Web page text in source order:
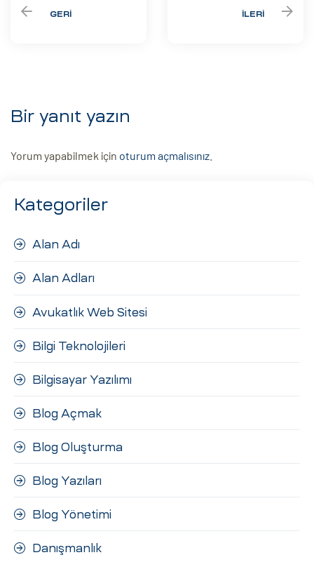
GERI İLERI
Bir yanıt yazın
Yorum yapabilmek için oturum açmalısınız
Kategoriler
Alan Adı
Alan Adları
Avukatlık Web Sitesi
Bilgi Teknolojileri
Bilgisayar Yazılımı
Blog Açmak
Blog Oluşturma
Blog Yazıları
Blog Yönetimi
Danışmanlık